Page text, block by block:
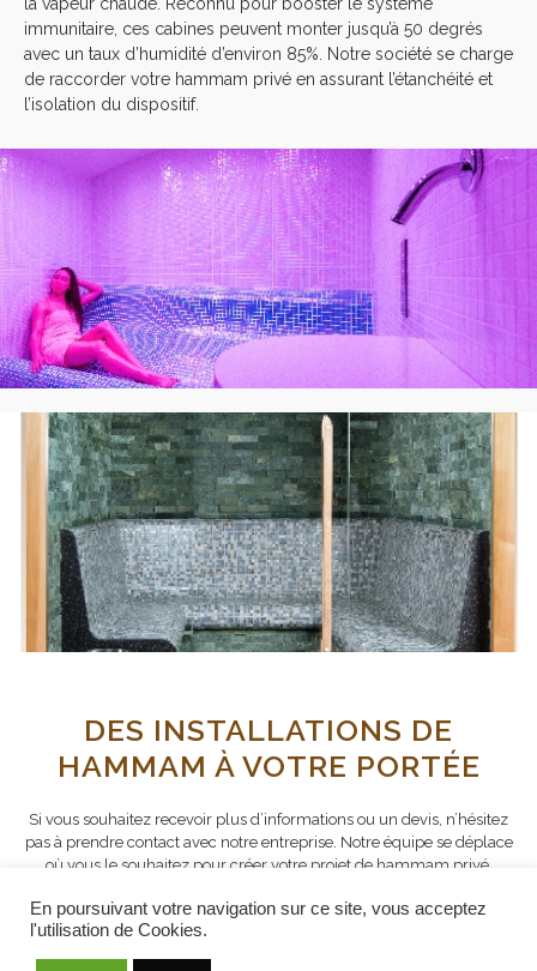
la vapeur chaude. Reconnu pour booster le système
immunitaire, ces cabines peuvent monter jusqu’à 50 degrés
avec un taux d’humidité d’environ 85%. Notre société se charge
de raccorder votre hammam privé en assurant l’étanchéité et
l’isolation du dispositif.
DES INSTALLATIONS DE
HAMMAM À VOTRE PORTÉE
Si vous souhaitez recevoir plus d’informations ou un devis, n’hésitez
pas à prendre contact avec notre entreprise. Notre équipe se déplace
où vous le souhaitez pour créer votre projet de hammam privé.
NOS RÉALISATIONS
En poursuivant votre navigation sur ce site, vous acceptez
l'utilisation de Cookies.